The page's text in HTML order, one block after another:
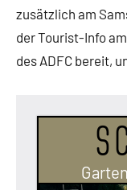
zusätzlich am
der Tourist-Info
des ADFC bereit,